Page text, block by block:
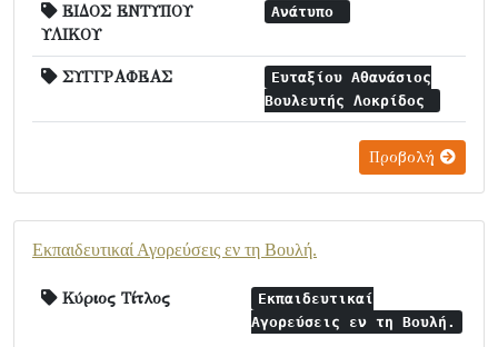
ΕΙΔΟΣ ΕΝΤΥΠΟΥ
ΥΛΙΚΟΥ
Ανάτυπο
ΣΥΓΓΡΑΦΕΑΣ
Ευταξίου Αθανάσιος
Βουλευτής Λοκρίδος
Προβολή
Εκπαιδευτικαί Αγορεύσεις εν τη Βουλή.
Κύριος Τίτλος
Εκπαιδευτικαί
Αγορεύσεις εν τη Βουλή.